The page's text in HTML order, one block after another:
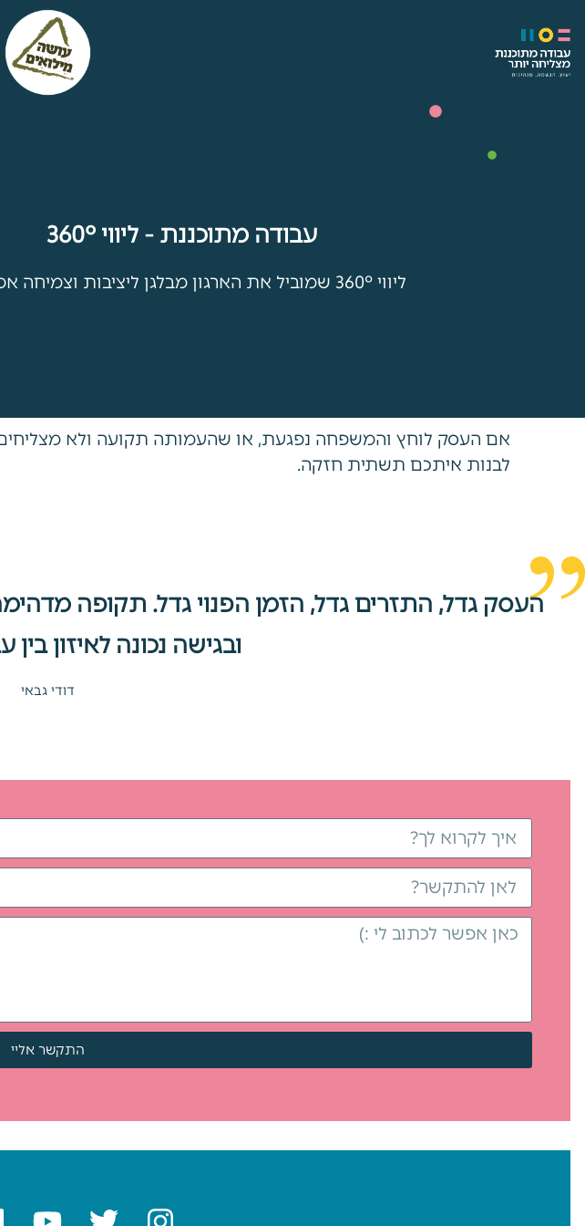
עבודה מתוכננת - ליווי 360°
ליווי 360° שמוביל את הארגון מבלגן ליציבות וצמיחה אמיתית
אם העסק לוחץ והמשפחה נפגעת, או שהעמותה תקועה ולא מצליחים
לבנות איתכם תשתית חזקה.
העסק גדל, התזרים גדל, הזמן הפנוי גדל. תקופה
ובגישה נכונה לאיזון
דודי גבאי
התקשר אליי